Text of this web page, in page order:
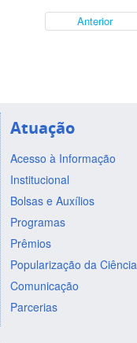
Anterior
Atuação
Acesso à Informação
Institucional
Bolsas e Auxílios
Programas
Prêmios
Popularização da Ciência
Comunicação
Parcerias